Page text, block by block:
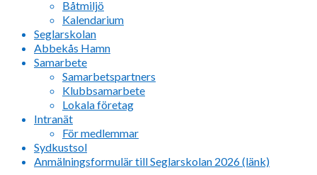
Båtmiljö
Kalendarium
Seglarskolan
Abbekås Hamn
Samarbete
Samarbetspartners
Klubbsamarbete
Lokala företag
Intranät
För medlemmar
Sydkustsol
Anmälningsformulär till Seglarskolan 2026 (länk)